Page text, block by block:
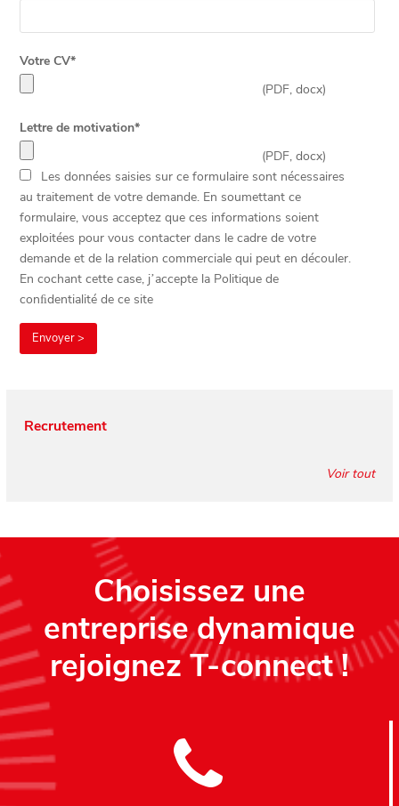
Votre CV*
(PDF, docx)
Lettre de motivation*
(PDF, docx)
Les données saisies sur ce formulaire sont nécessaires
au traitement de votre demande. En soumettant ce
formulaire, vous acceptez que ces informations soient
exploitées pour vous contacter dans le cadre de votre
demande et de la relation commerciale qui peut en découler.
En cochant cette case, j’accepte la Politique de
conﬁdentialité de ce site
Recrutement
Voir tout
Choisissez une
entreprise dynamique
rejoignez T-connect !